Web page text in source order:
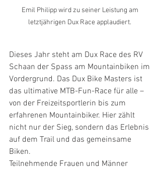
Emil Philipp wird zu seiner Leistung am
letztjährigen Dux Race applaudiert.
Dieses Jahr steht am Dux Race des RV
Schaan der Spass am Mountainbiken im
Vordergrund. Das Dux Bike Masters ist
das ultimative MTB-Fun-Race für alle –
von der Freizeitsportlerin bis zum
erfahrenen Mountainbiker. Hier zählt
nicht nur der Sieg, sondern das Erlebnis
auf dem Trail und das gemeinsame
Biken.
Teilnehmende Frauen und Männer